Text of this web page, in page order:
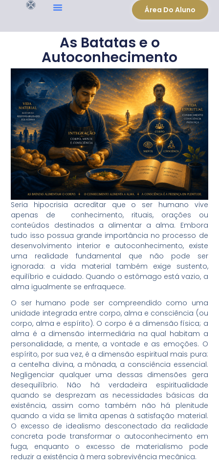
Área Do Aluno
As Batatas e o
Autoconhecimento
Seria hipocrisia acreditar que o ser humano vive
apenas de conhecimento, rituais, orações ou
conteúdos destinados a alimentar a alma. Embora
tudo isso possua grande importância no processo de
desenvolvimento interior e autoconhecimento, existe
uma realidade fundamental que não pode ser
ignorada: a vida material também exige sustento,
equilíbrio e cuidado. Quando o estômago está vazio, a
alma igualmente se enfraquece.
O ser humano pode ser compreendido como uma
unidade integrada entre corpo, alma e consciência (ou
corpo, alma e espírito). O corpo é a dimensão física; a
alma é a dimensão intermediária na qual habitam a
personalidade, a mente, a vontade e as emoções. O
espírito, por sua vez, é a dimensão espiritual mais pura:
a centelha divina, a mônada, a consciência essencial.
Negligenciar qualquer uma dessas dimensões gera
desequilíbrio. Não há verdadeira espiritualidade
quando se desprezam as necessidades básicas da
existência, assim como também não há plenitude
quando a vida se limita apenas à satisfação material.
O excesso de idealismo desconectado da realidade
concreta pode transformar o autoconhecimento em
fuga, enquanto o excesso de materialismo pode
reduzir a existência à mera sobrevivência mecânica.